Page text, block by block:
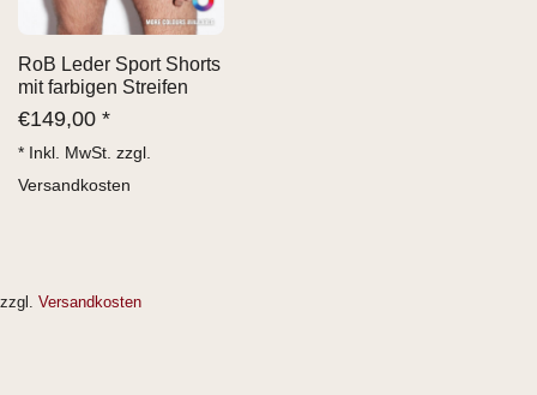
RoB Leder Sport Shorts
mit farbigen Streifen
€149,00 *
* Inkl. MwSt. zzgl.
Versandkosten
zzgl. Versandkosten